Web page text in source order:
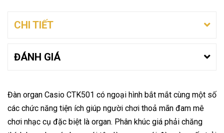
CHI TIẾT
ĐÁNH GIÁ
Đàn organ Casio CTK501 có ngoại hình bắt mắt cùng một số
các chức năng tiện ích giúp người chơi thoả mãn đam mê
chơi nhạc cụ đặc biệt là organ. Phân khúc giá phải chăng